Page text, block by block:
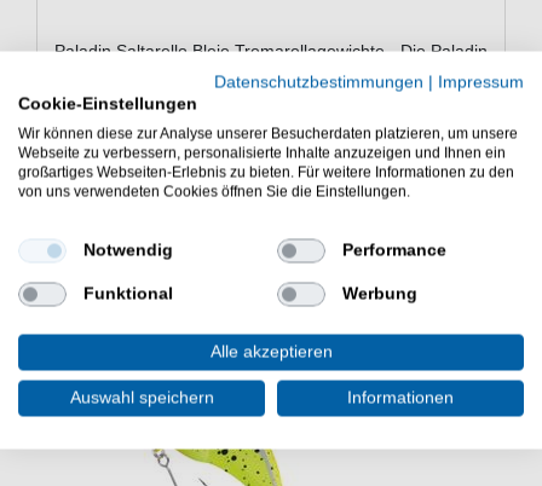
Paladin Saltarello Bleie Tremarellagewichte - Die Paladin
Saltarello Bleie sind Bleie fürs Angeln auf Forelle mit der
Tremarella Technik.
WEITERE INTERESSANTE ARTIKEL
Datenschutzbestimmungen | Impressum
Cookie-Einstellungen
Wir können diese zur Analyse unserer Besucherdaten platzieren, um unsere
Webseite zu verbessern, personalisierte Inhalte anzuzeigen und Ihnen ein
großartiges Webseiten-Erlebnis zu bieten. Für weitere Informationen zu den
von uns verwendeten Cookies öffnen Sie die Einstellungen.
Notwendig Performance
Funktional Werbung
Alle akzeptieren
Auswahl speichern Informationen